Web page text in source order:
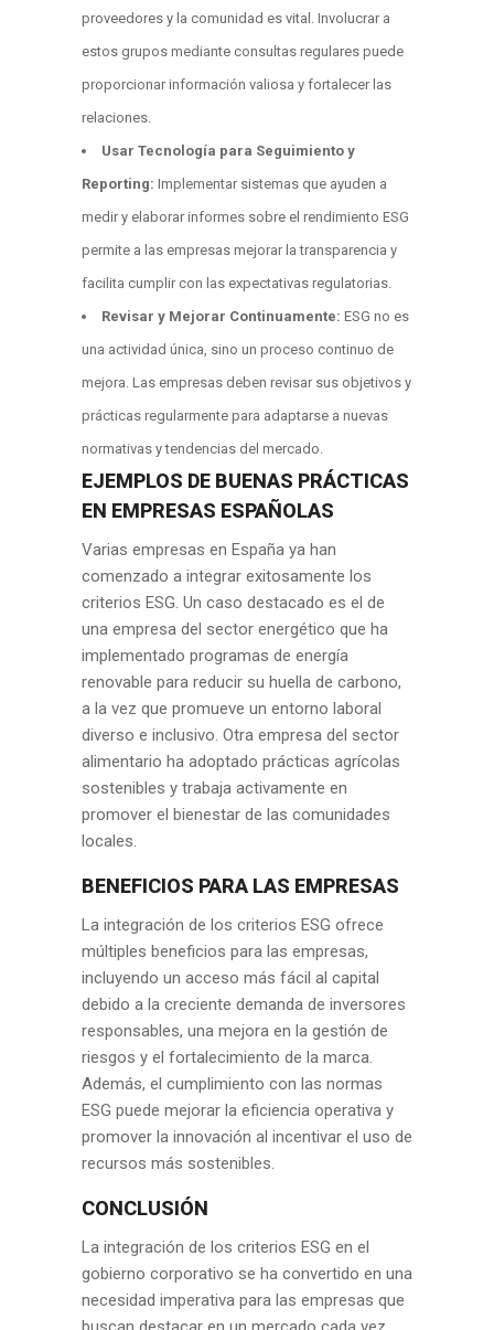
proveedores y la comunidad es vital. Involucrar a
estos grupos mediante consultas regulares puede
proporcionar información valiosa y fortalecer las
relaciones.
Usar Tecnología para Seguimiento y
Reporting: Implementar sistemas que ayuden a
medir y elaborar informes sobre el rendimiento ESG
permite a las empresas mejorar la transparencia y
facilita cumplir con las expectativas regulatorias.
Revisar y Mejorar Continuamente: ESG no es
una actividad única, sino un proceso continuo de
mejora. Las empresas deben revisar sus objetivos y
prácticas regularmente para adaptarse a nuevas
normativas y tendencias del mercado.
EJEMPLOS DE BUENAS PRÁCTICAS
EN EMPRESAS ESPAÑOLAS
Varias empresas en España ya han
comenzado a integrar exitosamente los
criterios ESG. Un caso destacado es el de
una empresa del sector energético que ha
implementado programas de energía
renovable para reducir su huella de carbono,
a la vez que promueve un entorno laboral
diverso e inclusivo. Otra empresa del sector
alimentario ha adoptado prácticas agrícolas
sostenibles y trabaja activamente en
promover el bienestar de las comunidades
locales.
BENEFICIOS PARA LAS EMPRESAS
La integración de los criterios ESG ofrece
múltiples beneficios para las empresas,
incluyendo un acceso más fácil al capital
debido a la creciente demanda de inversores
responsables, una mejora en la gestión de
riesgos y el fortalecimiento de la marca.
Además, el cumplimiento con las normas
ESG puede mejorar la eficiencia operativa y
promover la innovación al incentivar el uso de
recursos más sostenibles.
CONCLUSIÓN
La integración de los criterios ESG en el
gobierno corporativo se ha convertido en una
necesidad imperativa para las empresas que